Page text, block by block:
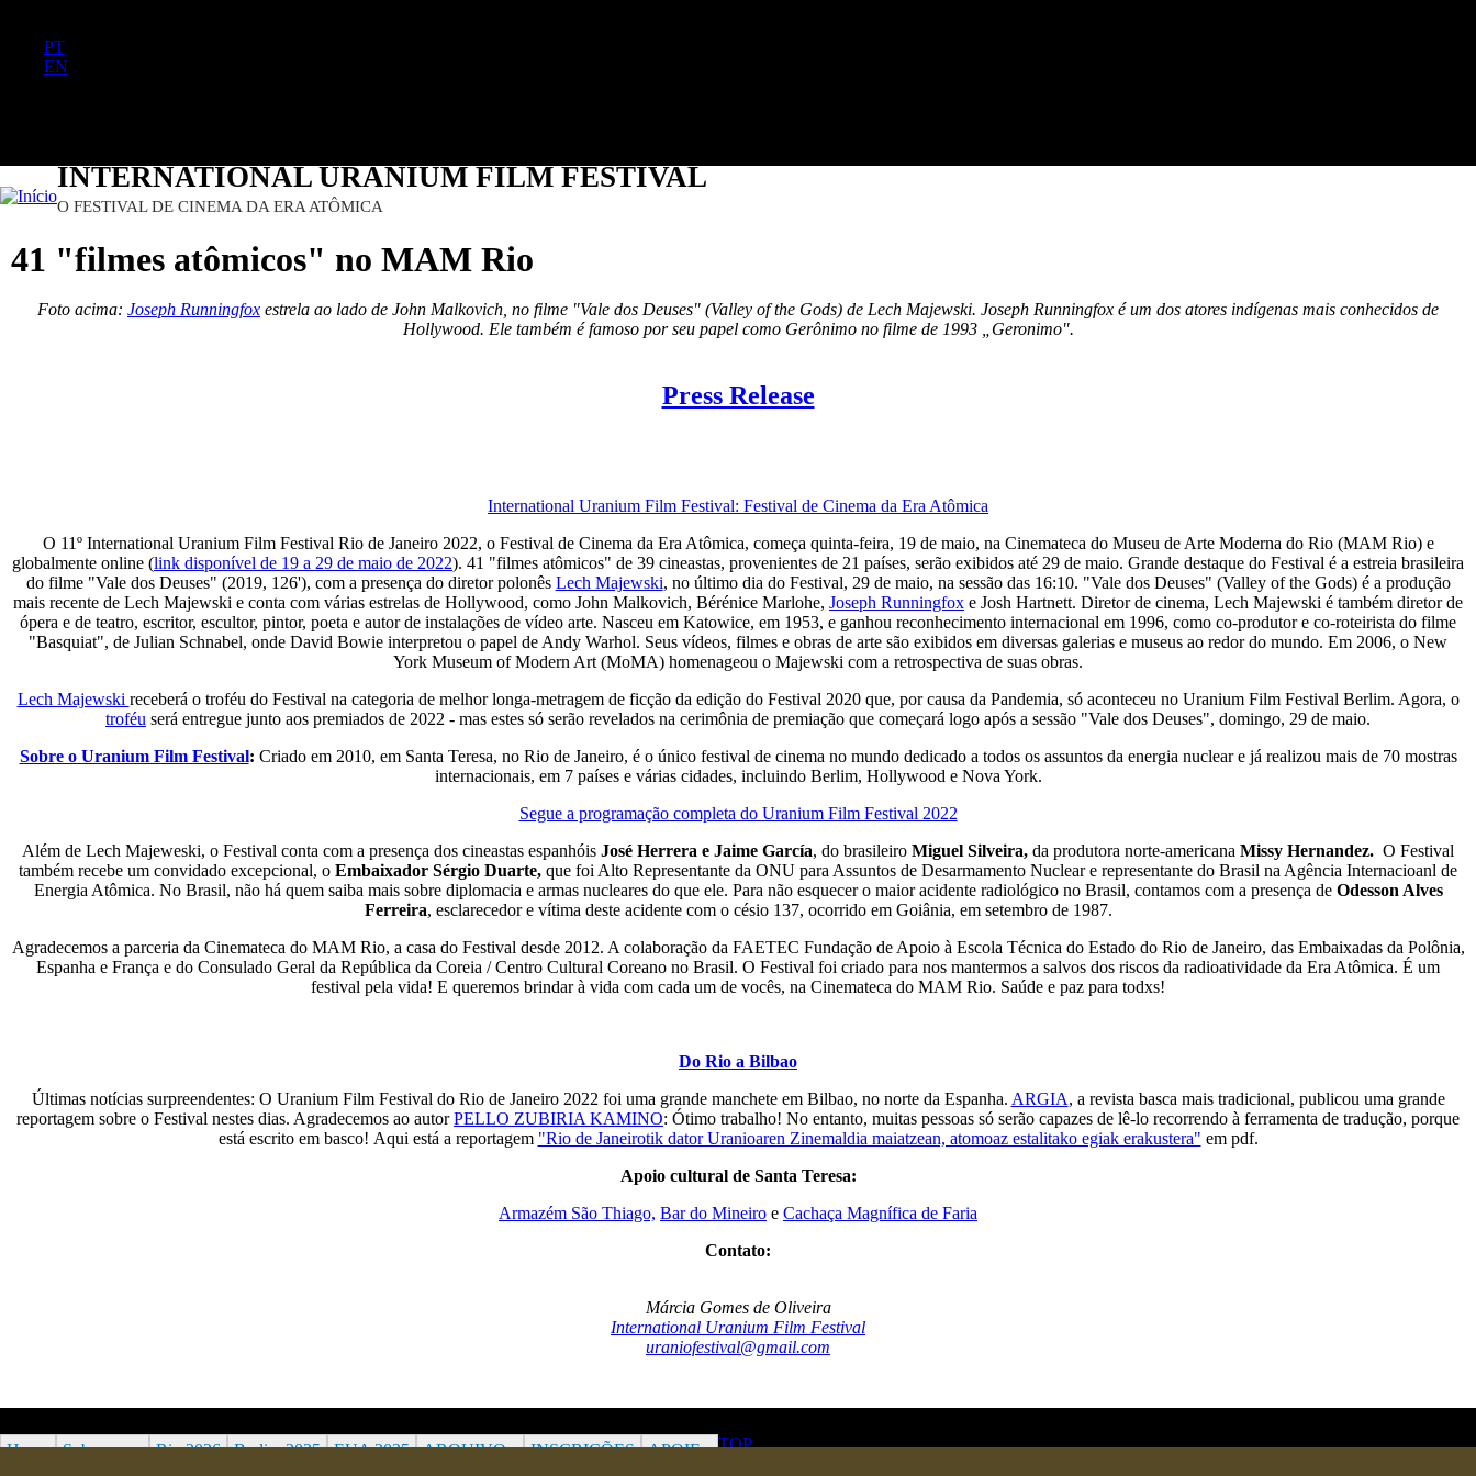
PT
EN
INTERNATIONAL URANIUM FILM FESTIVAL
O FESTIVAL DE CINEMA DA ERA ATÔMICA
41 "filmes atômicos" no MAM Rio
Foto acima: Joseph Runningfox estrela ao lado de John Malkovich, no filme "Vale dos Deuses" (Valley of the Gods) de Lech Majewski. Joseph Runningfox é um dos atores indígenas mais conhecidos de
Hollywood. Ele também é famoso por seu papel como Gerônimo no filme de 1993 „Geronimo".
Press Release
International Uranium Film Festival: Festival de Cinema da Era Atômica
O 11º International Uranium Film Festival Rio de Janeiro 2022, o Festival de Cinema da Era Atômica, começa quinta-feira, 19 de maio, na Cinemateca do Museu de Arte Moderna do Rio (MAM Rio) e
globalmente online (link disponível de 19 a 29 de maio de 2022). 41 "filmes atômicos" de 39 cineastas, provenientes de 21 países, serão exibidos até 29 de maio. Grande destaque do Festival é a estreia brasileira
do filme "Vale dos Deuses" (2019, 126'), com a presença do diretor polonês Lech Majewski, no último dia do Festival, 29 de maio, na sessão das 16:10. "Vale dos Deuses" (Valley of the Gods) é a produção
mais recente de Lech Majewski e conta com várias estrelas de Hollywood, como John Malkovich, Bérénice Marlohe, Joseph Runningfox e Josh Hartnett. Diretor de cinema, Lech Majewski é também diretor de
ópera e de teatro, escritor, escultor, pintor, poeta e autor de instalações de vídeo arte. Nasceu em Katowice, em 1953, e ganhou reconhecimento internacional em 1996, como co-produtor e co-roteirista do filme
"Basquiat", de Julian Schnabel, onde David Bowie interpretou o papel de Andy Warhol. Seus vídeos, filmes e obras de arte são exibidos em diversas galerias e museus ao redor do mundo. Em 2006, o New
York Museum of Modern Art (MoMA) homenageou o Majewski com a retrospectiva de suas obras.
Lech Majewski receberá o troféu do Festival na categoria de melhor longa-metragem de ficção da edição do Festival 2020 que, por causa da Pandemia, só aconteceu no Uranium Film Festival Berlim. Agora, o
troféu será entregue junto aos premiados de 2022 - mas estes só serão revelados na cerimônia de premiação que começará logo após a sessão "Vale dos Deuses", domingo, 29 de maio.
Sobre o Uranium Film Festival: Criado em 2010, em Santa Teresa, no Rio de Janeiro, é o único festival de cinema no mundo dedicado a todos os assuntos da energia nuclear e já realizou mais de 70 mostras
internacionais, em 7 países e várias cidades, incluindo Berlim, Hollywood e Nova York.
Segue a programação completa do Uranium Film Festival 2022
Além de Lech Majeweski, o Festival conta com a presença dos cineastas espanhóis José Herrera e Jaime García, do brasileiro Miguel Silveira, da produtora norte-americana Missy Hernandez. O Festival
também recebe um convidado excepcional, o Embaixador Sérgio Duarte, que foi Alto Representante da ONU para Assuntos de Desarmamento Nuclear e representante do Brasil na Agência Internacioanl de
Energia Atômica. No Brasil, não há quem saiba mais sobre diplomacia e armas nucleares do que ele. Para não esquecer o maior acidente radiológico no Brasil, contamos com a presença de Odesson Alves
Ferreira, esclarecedor e vítima deste acidente com o césio 137, ocorrido em Goiânia, em setembro de 1987.
Agradecemos a parceria da Cinemateca do MAM Rio, a casa do Festival desde 2012. A colaboração da FAETEC Fundação de Apoio à Escola Técnica do Estado do Rio de Janeiro, das Embaixadas da Polônia,
Espanha e França e do Consulado Geral da República da Coreia / Centro Cultural Coreano no Brasil. O Festival foi criado para nos mantermos a salvos dos riscos da radioatividade da Era Atômica. É um
festival pela vida! E queremos brindar à vida com cada um de vocês, na Cinemateca do MAM Rio. Saúde e paz para todxs!
Do Rio a Bilbao
Últimas notícias surpreendentes: O Uranium Film Festival do Rio de Janeiro 2022 foi uma grande manchete em Bilbao, no norte da Espanha. ARGIA, a revista basca mais tradicional, publicou uma grande
reportagem sobre o Festival nestes dias. Agradecemos ao autorPELLO ZUBIRIA KAMINO: Ótimo trabalho! No entanto, muitas pessoas só serão capazes de lê-lo recorrendo à ferramenta de tradução, porque
está escrito em basco! Aqui está a reportagem "Rio de Janeirotik dator Uranioaren Zinemaldia maiatzean, atomoaz estalitako egiak erakustera" em pdf.
Apoio cultural de Santa Teresa:
Armazém São Thiago, Bar do Mineiro e Cachaça Magnífica de Faria
Contato:
Márcia Gomes de Oliveira
International Uranium Film Festival
uraniofestival@gmail.com
Home Sobre nos Rio 2026 Berlim 2025 EUA 2025 ARQUIVO INSCRIÇÕES APOIE
TOP